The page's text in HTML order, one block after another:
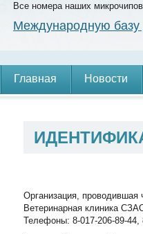
Все номера наших
Международную базу
Главная Новости
Организация,
Ветеринарная клиника
Телефоны: 8-017-206-89-44,